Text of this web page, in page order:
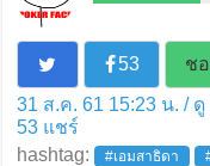
53
ช
31 ส.ค. 61 15:23 น. /
53แชร์
hashtag:
#เอมสาธิดา